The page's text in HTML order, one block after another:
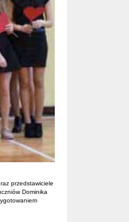
przedstawiciele
Dominika